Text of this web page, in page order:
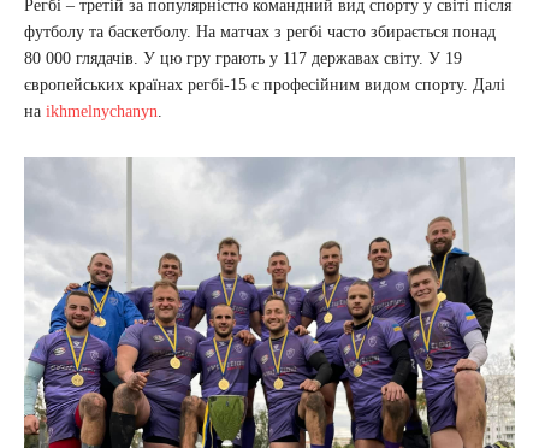
Регбі – третій за популярністю командний вид спорту у світі після
футболу та баскетболу. На матчах з регбі часто збирається понад
80 000 глядачів. У цю гру грають у 117 державах світу. У 19
європейських країнах регбі-15 є професійним видом спорту. Далі
на ikhmelnychanyn